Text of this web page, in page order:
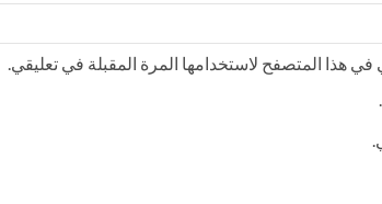
هذا المتصفح لاستخدامها المرة المقبلة في تعليقي.